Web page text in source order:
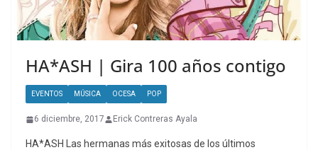
HA*ASH | Gira 100 años contigo
EVENTOS MÚSICA OCESA POP
6 diciembre, 2017 Erick Contreras Ayala
HA*ASH Las hermanas más exitosas de los últimos